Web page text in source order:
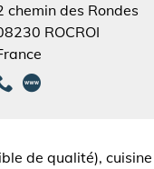
chemin des Rondes
ROCROI
de qualité),